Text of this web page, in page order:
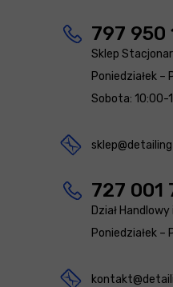
797 950
Sklep
Poniedziałek –
Sobota: 10:00-
727 001
Dział
Poniedziałek